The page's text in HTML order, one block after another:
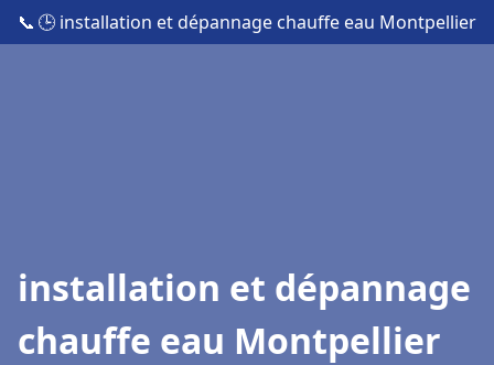
📞 🕒 installation et dépannage chauffe eau Montpellier
installation et dépannage
chauffe eau Montpellier